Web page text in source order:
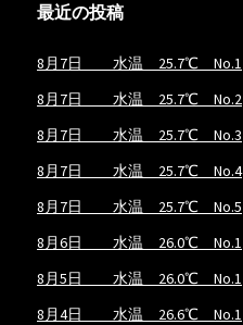
最近の投稿
8月7日 水温 25.7℃ No.1
8月7日 水温 25.7℃ No.2
8月7日 水温 25.7℃ No.3
8月7日 水温 25.7℃ No.4
8月7日 水温 25.7℃ No.5
8月6日 水温 26.0℃ No.1
8月5日 水温 26.0℃ No.1
8月4日 水温 26.6℃ No.1